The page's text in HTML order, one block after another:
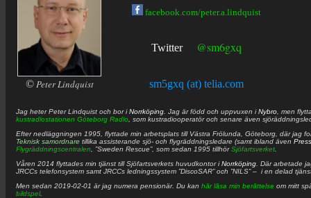
© Peter Lindquist
facebook.com/peter.a.lindquist
Twitter @sm6gxq
sm5gxq (at) telia.com
Jag heterPeter Lindquist och bor iNorrköping . Jag är född och uppvuxen iNybro , men
kustradiostationen Göteborg Radio , som kustradiooperatör och senare även
Efter nedläggningen 1995, flyttade min arbetsplats till Västra Frölunda, Göteborg, där jag
Teknisk samordnare tillika assisterande sjö- och flygräddningsledare (samt ibland även
Flygräddningscentralen , ”Sweden Rescue”, som sedan 1995 tillhörSjöfartsverket
Våren 2014 flyttades min tjänst till Sjöfartsverkets huvudkontor iNorrköping . Där arbetade
JRCCs telefonsystem samt JRCCs ledningssystem ”DiscoSAR” och ”NILS” – i en delad
Men sedan 2019-02-01 är jag numera pensionär. Du kan här läsa min berättelse om mitt
bildspel.